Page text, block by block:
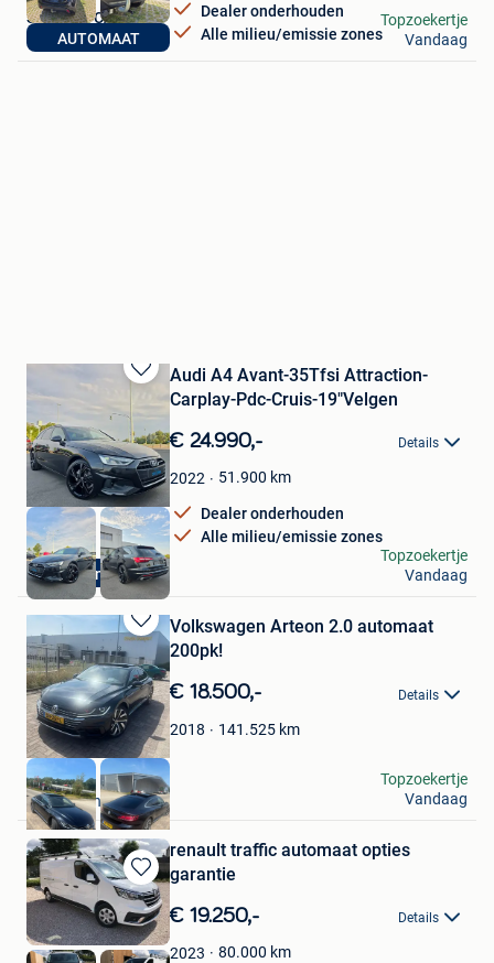
AUTOMAAT
Dealer onderhouden
Alle milieu/emissie zones
SIMPLEX CARS
Bonheiden
Topzoekertje
Vandaag
Bewaren
Mijn
Favorieten
Dealer onderhouden
Audi A4 Avant-35Tfsi Attraction-
Carplay-Pdc-Cruis-19"Velgen
€ 24.990,- Details
2022 51.900 km
Dealer onderhouden
Alle milieu/emissie zones
Dr Cars
Ieper
Topzoekertje
Vandaag
Bewaren
in
Mijn
Favorieten
Volkswagen Arteon 2.0 automaat
200pk!
€ 18.500,- Details
2018 141.525 km
A Bond
Antwerpen
Topzoekertje
Vandaag
Bewaren
in
Mijn
Favorieten
renault traffic automaat opties
garantie
€ 19.250,- Details
2023 80.000 km